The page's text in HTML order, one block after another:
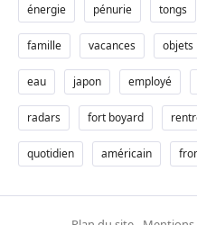
énergie pénurie tongs
famille vacances objets
eau japon employé
radars fort boyard
quotidien américain